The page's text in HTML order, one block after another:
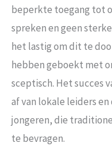
beperkte toegang tot
spreken en geen
het lastig om dit te
hebben geboekt met
sceptisch. Het succes
af van lokale leiders
jongeren, die
te bevragen.